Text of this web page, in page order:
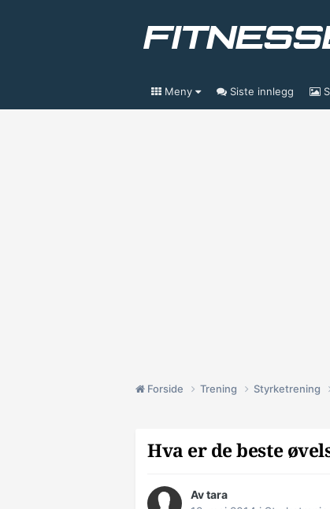
Meny Siste innlegg
Forside Trening Styrketrening
Hva er de beste
Avtara